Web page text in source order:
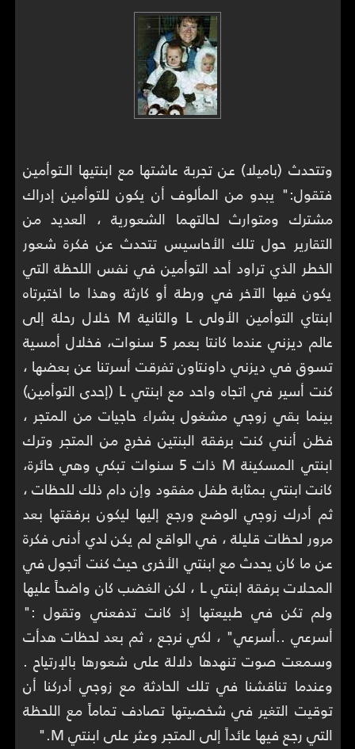
وتتحدث (باميلا) عن تجربة عاشتها مع ابنتيها الـتوأمين
فتقول:" يبدو من المألوف أن يكون للتوأمين إدراك
مشترك ومتوارث لحالتهما الشعورية ، العديد من
التقارير حول تلك الأحاسيس تتحدث عن فكرة شعور
الخطر الذي تراود أحد التوأمين في نفس اللحظة التي
يكون فيها الآخر في ورطة أو كارثة وهذا ما اختبرتاه
ابنتاي التوأمين الأولى L والثانية M خلال رحلة إلى
عالم ديزني عندما كانتا بعمر 5 سنوات، فخلال أمسية
تسوق في ديزني داونتاون تفرقت أسرتنا عن بعضها ،
كنت أسير في اتجاه واحد مع ابنتي L (إحدى التوأمين)
بينما بقي زوجي مشغول بشراء حاجيات من المتجر ،
فظن أنني كنت برفقة البنتين فخرج من المتجر وترك
ابنتي المسكينة M ذات 5 سنوات تبكي وهي حائرة،
كانت ابنتي بمثابة طفل مفقود وإن دام ذلك للحظات ،
ثم أدرك زوجي الوضع ورجع إليها ليكون برفقتها بعد
مرور لحظات قليلة ، في الواقع لم يكن لدي أدنى فكرة
عن ما كان يحدث مع ابنتي الأخرى حيث كنت أتجول في
المحلات برفقة ابنتي L ، لكن الغضب كان واضحاً عليها
ولم تكن في طبيعتها إذ كانت تدفعني وتقول :"
أسرعي ..أسرعي" ، لكي نرجع ، ثم بعد لحظات هدأت
وسمعت صوت تنهدها دلالة على شعورها بالإرتياح .
وعندما تناقشنا في تلك الحادثة مع زوجي أدركنا أن
توقيت التغير في شخصيتها تصادف تماماً مع اللحظة
التي رجع فيها عائداً إلى المتجر وعثر على ابنتي M."